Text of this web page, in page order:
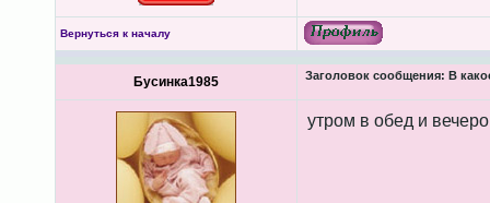
Вернуться к началу
Бусинка1985 Заголовок сообщения: В
утром в обед и